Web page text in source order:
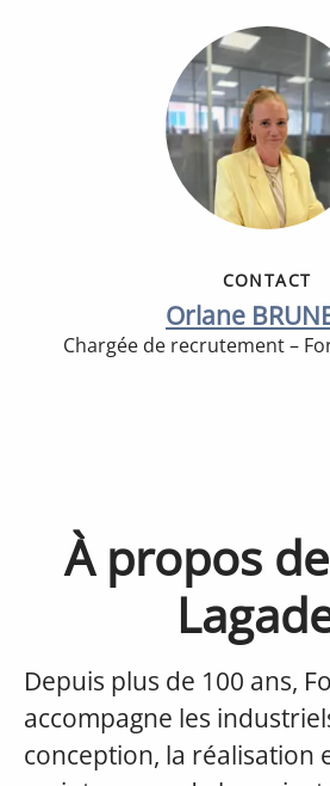
CONTACT
Orlane
Chargée de recrutement –
À propos
Depuis plus de 100 ans,
accompagne les
conception, la réalisation